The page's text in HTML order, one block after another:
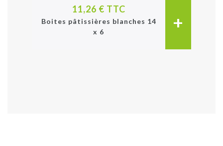
11,26 € TTC
Boites pâtissières blanches 14
x 6
+